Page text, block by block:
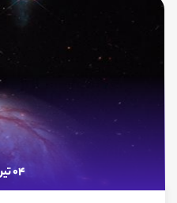
04 تیر 1392